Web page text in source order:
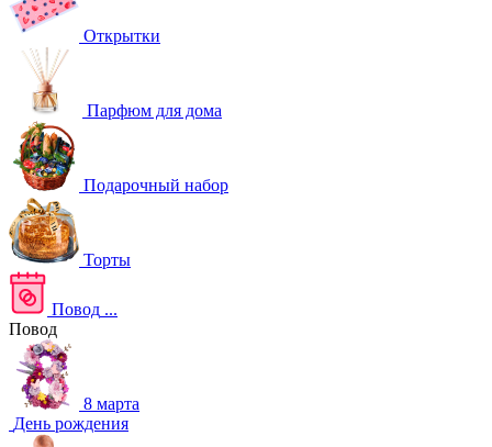
Открытки
Парфюм для дома
Подарочный набор
Торты
Повод ...
Повод
8 марта
День рождения